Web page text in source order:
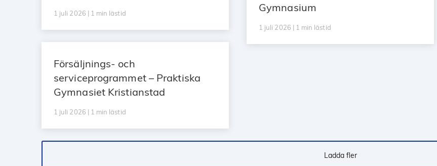
1 juli 2026 | 1 min lästid
Försäljnings- och
serviceprogrammet – Praktiska
Gymnasiet Kristianstad
1 juli 2026 | 1 min lästid
Gymnasium
1 juli 2026 | 1 min lästid
Ladda fler